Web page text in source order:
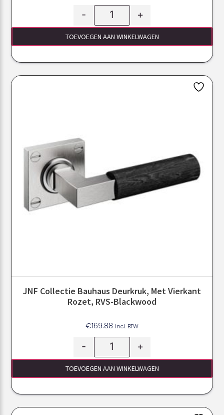
- +
TOEVOEGEN AAN WINKELWAGEN
JNF Collectie Bauhaus Deurkruk, Met Vierkant
Rozet, RVS-Blackwood
€169.88 Incl. BTW
- +
TOEVOEGEN AAN WINKELWAGEN